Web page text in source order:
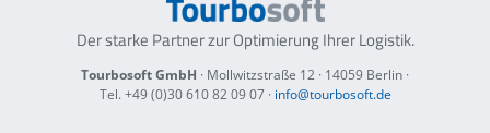
Der starke Partner zur OptimierungIhrer Logistik.
Tourbosoft GmbH · Mollwitzstraße 12 · 14059 Berlin ·
Tel. +49 (0)30 610 82 09 07· info@tourbosoft.de